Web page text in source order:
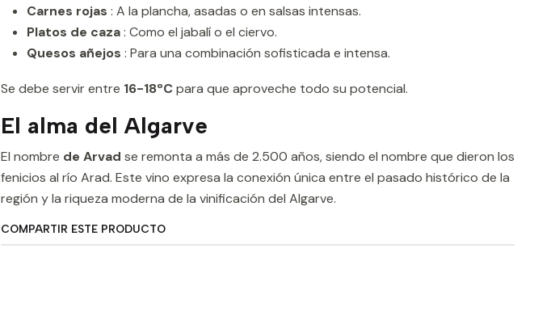
Carnes rojas : A la plancha, asadas o en salsas intensas.
Platos de caza: Como el jabalí o el ciervo.
Quesos añejos : Para una combinación sofisticada e intensa.
Se debe servir entre 16-18ºCpara que aproveche todo su potencial.
El alma del Algarve
El nombre de Arvad se remonta a más de 2.500 años, siendo el nombre que dieron los
fenicios al río Arad. Este vino expresa la conexión única entre el pasado histórico de la
región y la riqueza moderna de la vinificación del Algarve.
COMPARTIR ESTE PRODUCTO